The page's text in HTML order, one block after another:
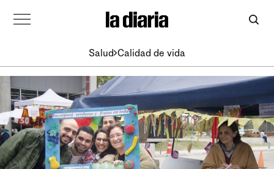
Salud Calidad de vida